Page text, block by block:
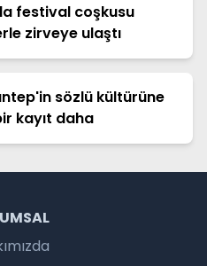
festival coşkusu
zirveye ulaştı
sözlü kültürüne
kayıt daha